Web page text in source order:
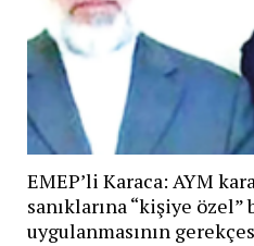
EMEP’li Karaca: AYM
sanıklarına “kişiye özel”
uygulanmasının